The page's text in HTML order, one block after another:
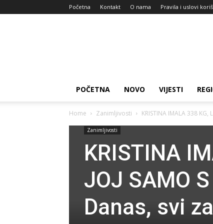
Početna Kontakt O nama Pravila i uslovi
POČETNA NOVO VIJESTI
Home Zanimljivosti KRISTINA IMALA 338 KG,
Zanimljivosti
KRISTINA
JOJ SAMO
Danas, svi